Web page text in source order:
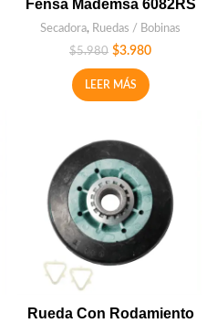
Fensa Mademsa 6082RS
Secadora, Ruedas / Bobinas
$5.980 $3.980
LEER MÁS
Rueda Con Rodamiento